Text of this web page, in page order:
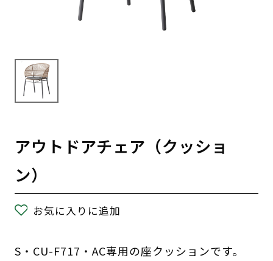
アウトドアチェア（クッショ
ン）
お気に入りに追加
S・CU-F717・AC専用の座クッションです。